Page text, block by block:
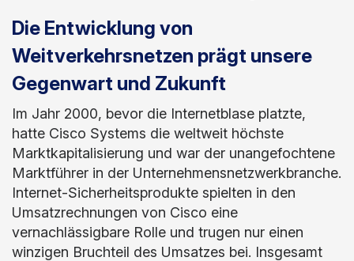
Die Entwicklung von
Weitverkehrsnetzen prägt unsere
Gegenwart und Zukunft
Im Jahr 2000, bevor die Internetblase platzte,
hatte Cisco Systems die weltweit höchste
Marktkapitalisierung und war der unangefochtene
Marktführer in der Unternehmensnetzwerkbranche.
Internet-Sicherheitsprodukte spielten in den
Umsatzrechnungen von Cisco eine
vernachlässigbare Rolle und trugen nur einen
winzigen Bruchteil des Umsatzes bei. Insgesamt